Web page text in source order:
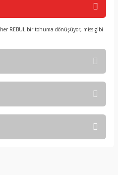
her REBUL bir tohuma dönüşüyor, miss gibi